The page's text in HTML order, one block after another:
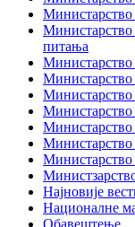
Министарство
Министарство
питања
Министарство
Министарство
Министарство
Министарство
Министарство
Министарство
Најновије
Националне
Обавештење